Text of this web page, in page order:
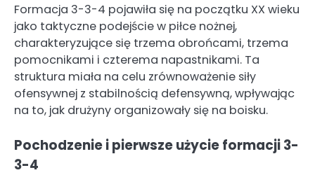
Formacja 3-3-4 pojawiła się na początku XX wieku
jako taktyczne podejście w piłce nożnej,
charakteryzujące się trzema obrońcami, trzema
pomocnikami i czterema napastnikami. Ta
struktura miała na celu zrównoważenie siły
ofensywnej z stabilnością defensywną, wpływając
na to, jak drużyny organizowały się na boisku.
Pochodzenie i pierwsze użycie formacji 3-
3-4